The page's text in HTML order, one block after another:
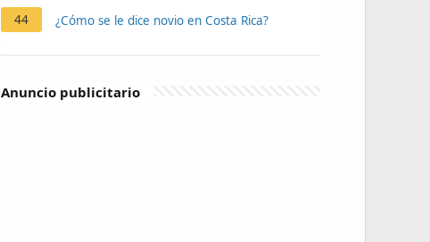
44 ¿Cómo se le dice novio en Costa Rica?
Anuncio publicitario